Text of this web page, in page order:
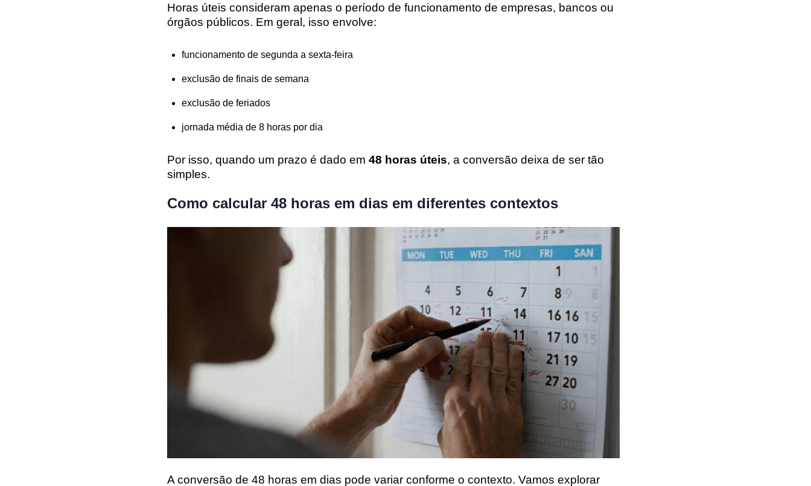
Horas úteis consideram apenas o período de funcionamento de empresas, bancos ou
órgãos públicos. Em geral, isso envolve:
funcionamento de segunda a sexta-feira
exclusão de finais de semana
exclusão de feriados
jornada média de 8 horas por dia
Por isso, quando um prazo é dado em 48 horas úteis, a conversão deixa de ser tão
simples.
Como calcular 48 horas em dias em diferentes contextos
A conversão de 48 horas em dias pode variar conforme o contexto. Vamos explorar